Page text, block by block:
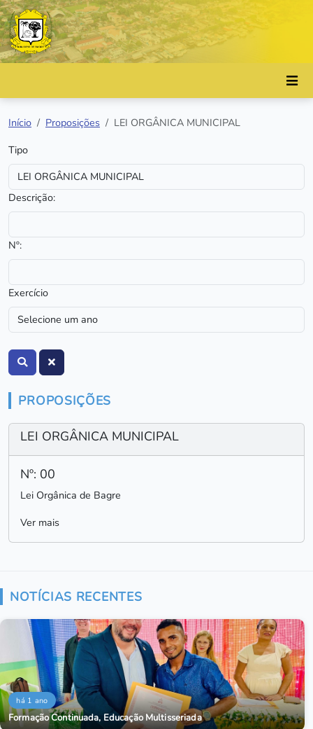
Início Proposições
LEI ORGÂNICA MUNICIPAL
Tipo
Descrição:
Nº:
Exercício
PROPOSIÇÕES
LEI ORGÂNICA MUNICIPAL
Nº: 00
Lei Orgânica de Bagre
Ver mais
NOTÍCIAS RECENTES
há 1 ano
Formação Continuada, Educação Multisseriada